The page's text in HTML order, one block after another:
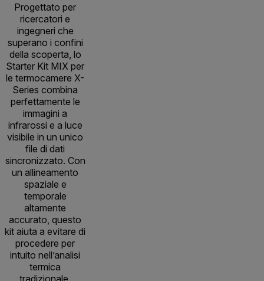
Progettato per
ricercatori e
ingegneri che
superano i confini
della scoperta, lo
Starter Kit MIX per
le termocamere X-
Series combina
perfettamente le
immagini a
infrarossi e a luce
visibile in un unico
file di dati
sincronizzato. Con
un allineamento
spaziale e
temporale
altamente
accurato, questo
kit aiuta a evitare di
procedere per
intuito nell’analisi
termica
tradizionale,